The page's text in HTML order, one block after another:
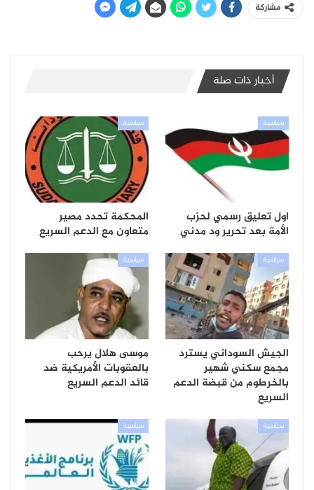
مشاركة
أخبار ذات صلة
سياسية
اول تعليق رسمي لحزب
الأمة بعد تحرير ود مدني
سياسية
المحكمة تحدد مصير
متعاون مع الدعم السريع
سياسية
الجيش السوداني يسترد
مجمع سكني شهير
بالخرطوم من قبضة الدعم
السريع
سياسية
موسى هلال يرحب
بالعقوبات الأمريكية ضد
قائد الدعم السريع
سياسية سياسية